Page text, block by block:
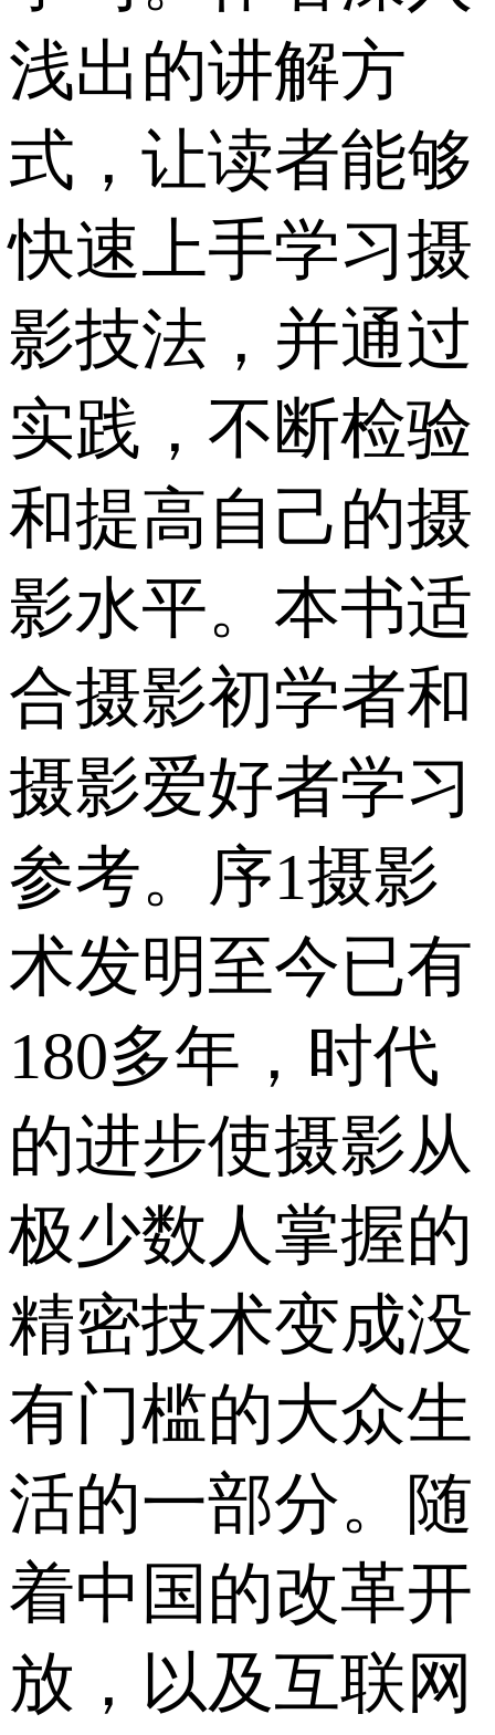
浅出的讲解方
式，让读者能够
快速上手学习摄
影技法，并通过
实践，不断检验
和提高自己的摄
影水平。本书适
合摄影初学者和
摄影爱好者学习
参考。序1摄影
术发明至今已有
180多年，时代
的进步使摄影从
极少数人掌握的
精密技术变成没
有门槛的大众生
活的一部分。随
着中国的改革开
放，以及互联网